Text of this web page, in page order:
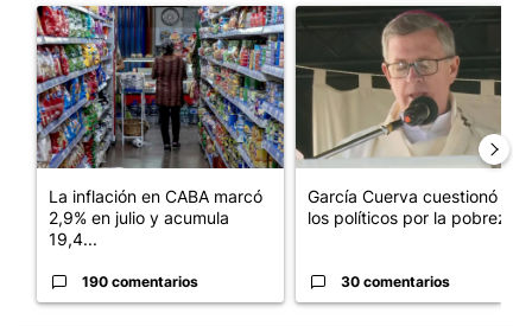
Un artículo de tendencia con el título "La inflación en CABA
La inflación en CABA marcó
2,9% en julio y acumula
19,4...
190 comentarios
Un artículo de tendencia con
García Cuerva cuestionó a
los políticos por la pobreza
30 comentarios